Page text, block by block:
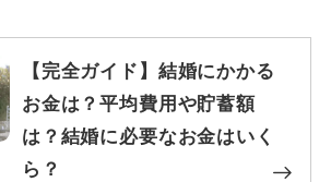
【完全ガイド】結婚にかかる
お金は？平均費用や貯蓄額
は？結婚に必要なお金はいく
ら？